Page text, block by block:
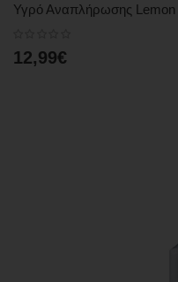
Υγρό Αναπλήρωσης Lemon
12,99€